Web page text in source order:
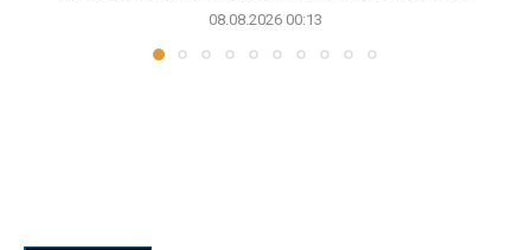
08.08.2026 00:13